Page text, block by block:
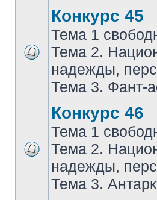
Конкурс 45
Тема 1
Тема 2.
надежды,
Тема 3. Фант-
Конкурс 46
Тема 1
Тема 2.
надежды,
Тема 3.